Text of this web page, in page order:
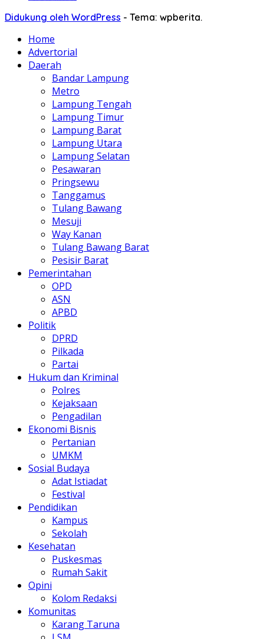
Didukung oleh WordPress - Tema: wpberita.
Home
Advertorial
Daerah
Bandar Lampung
Metro
Lampung Tengah
Lampung Timur
Lampung Barat
Lampung Utara
Lampung Selatan
Pesawaran
Pringsewu
Tanggamus
Tulang Bawang
Mesuji
Way Kanan
Tulang Bawang Barat
Pesisir Barat
Pemerintahan
OPD
ASN
APBD
Politik
DPRD
Pilkada
Partai
Hukum dan Kriminal
Polres
Kejaksaan
Pengadilan
Ekonomi Bisnis
Pertanian
UMKM
Sosial Budaya
Adat Istiadat
Festival
Pendidikan
Kampus
Sekolah
Kesehatan
Puskesmas
Rumah Sakit
Opini
Kolom Redaksi
Komunitas
Karang Taruna